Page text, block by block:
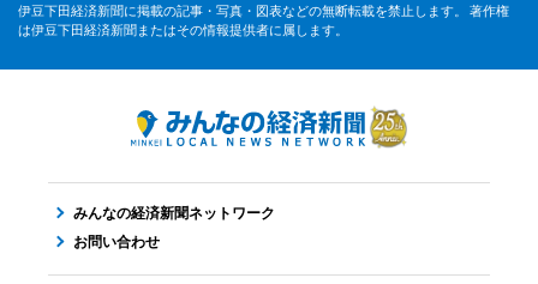
伊豆下田経済新聞に掲載の記事・写真・図表などの無断転載を禁止します。 著作権
は伊豆下田経済新聞またはその情報提供者に属します。
みんなの経済新聞ネットワーク
お問い合わせ